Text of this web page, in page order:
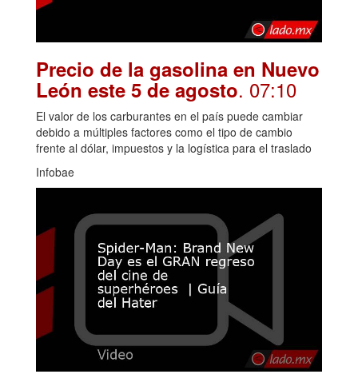
Precio de la gasolina en Nuevo
León este 5 de agosto. 07:10
El valor de los carburantes en el país puede cambiar
debido a múltiples factores como el tipo de cambio
frente al dólar, impuestos y la logística para el traslado
Infobae